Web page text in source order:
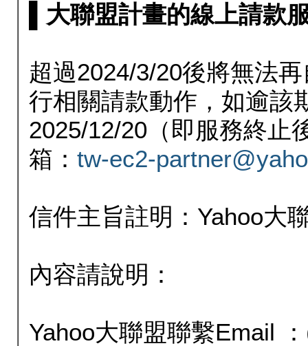
▌大聯盟計畫的線上請款
超過2024/3/20後將無法
行相關請款動作，如逾該
2025/12/20（即服務終止
箱： tw-ec2-
信件主旨註明：Yahoo大
內容請說明：
Yahoo大聯盟聯繫Email